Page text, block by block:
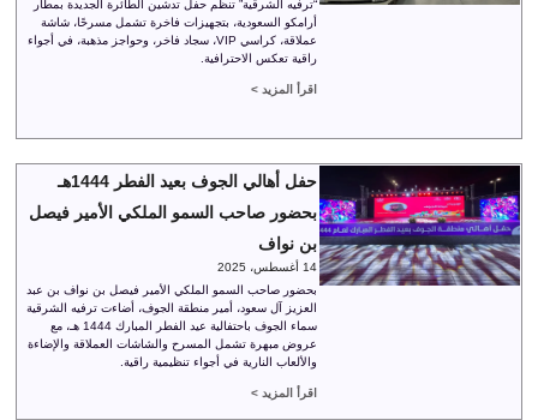
“ترفيه الشرقية” تنظم حفل تدشين الطائرة الجديدة بمطار
أرامكو السعودية، بتجهيزات فاخرة تشمل مسرحًا، شاشة
عملاقة، كراسي VIP، سجاد فاخر، وحواجز مذهبة، في أجواء
راقية تعكس الاحترافية.
اقرأ المزيد >
حفل أهالي الجوف بعيد الفطر 1444هـ
بحضور صاحب السمو الملكي الأمير فيصل
بن نواف
14 أغسطس، 2025
بحضور صاحب السمو الملكي الأمير فيصل بن نواف بن عبد
العزيز آل سعود، أمير منطقة الجوف، أضاءت ترفيه الشرقية
سماء الجوف باحتفالية عيد الفطر المبارك 1444 هـ، مع
عروض مبهرة تشمل المسرح والشاشات العملاقة والإضاءة
والألعاب النارية في أجواء تنظيمية راقية.
اقرأ المزيد >